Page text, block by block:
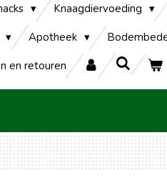
Knaagdiervoeding
Apotheek
en retouren